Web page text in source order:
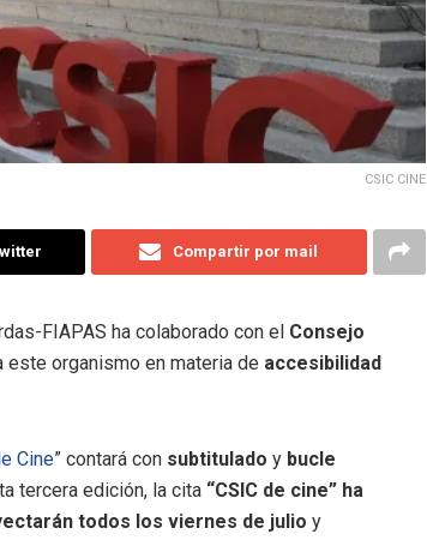
CSIC CINE
Compartir por mail
FIAPAS ha colaborado con el Consejo
este organismo en materia de accesibilidad
Cine” contará con subtitulado y bucle
tercera edición, la cita “CSIC de cine” ha
todos los viernes de julio y